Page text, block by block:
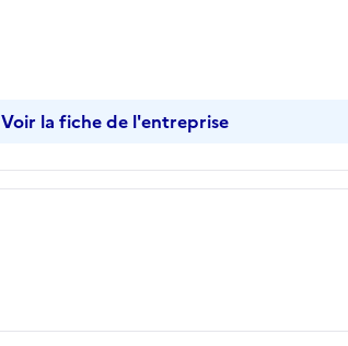
Voir la fiche de l'entreprise